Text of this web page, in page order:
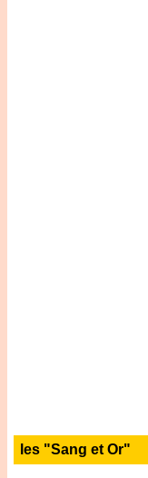
les "Sang et Or"